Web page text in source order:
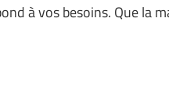
à vos besoins. Que la